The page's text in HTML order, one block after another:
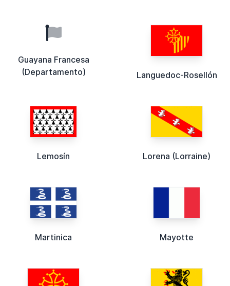
Guayana Francesa
(Departamento)
Languedoc-Rosellón
Lemosín Lorena (Lorraine)
Martinica Mayotte